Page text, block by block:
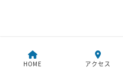
HOME アクセス